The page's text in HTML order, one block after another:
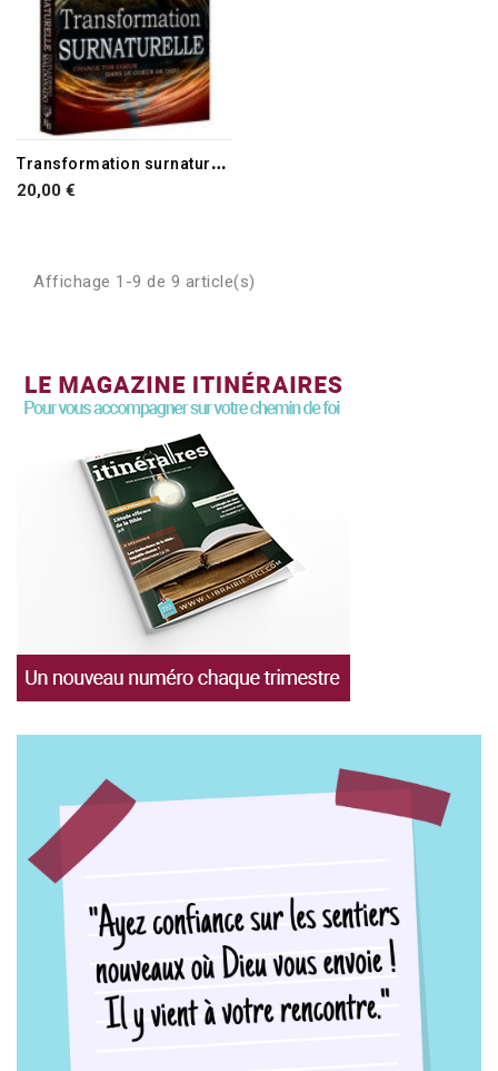
RUPTURE DE STOCK T
ransformation surnaturelle
20,00 €
Affichage 1-9 de 9 article(s)